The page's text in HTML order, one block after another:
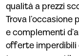
qualità a prezzi
Trova
e complementi
offerte imperdibili